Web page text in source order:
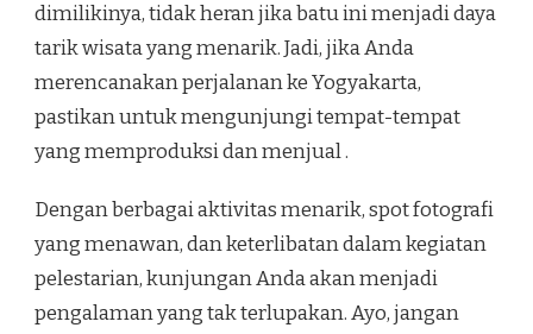
dimilikinya, tidak heran jika batu ini menjadi daya
tarik wisata yang menarik. Jadi, jika Anda
merencanakan perjalanan ke Yogyakarta,
pastikan untuk mengunjungi tempat-tempat
yang memproduksi dan menjual .
Dengan berbagai aktivitas menarik, spot fotografi
yang menawan, dan keterlibatan dalam kegiatan
pelestarian, kunjungan Anda akan menjadi
pengalaman yang tak terlupakan. Ayo, jangan